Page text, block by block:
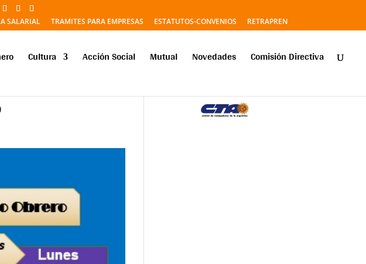
SALARIAL TRAMITES PARA EMPRESAS ESTATUTOS-CONVENIOS RETRAPREN
Cultura Acción Social Mutual Novedades Comisión Directiva